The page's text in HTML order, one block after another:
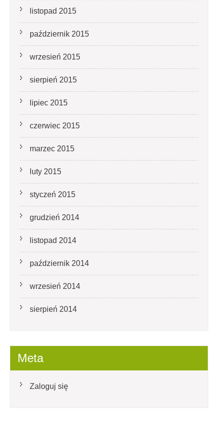
listopad 2015
październik 2015
wrzesień 2015
sierpień 2015
lipiec 2015
czerwiec 2015
marzec 2015
luty 2015
styczeń 2015
grudzień 2014
listopad 2014
październik 2014
wrzesień 2014
sierpień 2014
Meta
Zaloguj się